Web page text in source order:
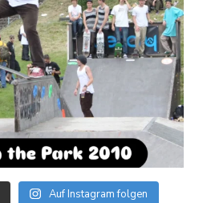
Auf Instagram folgen